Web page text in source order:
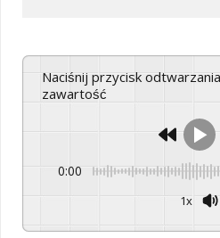
Naciśnij przycisk odtwarzania, aby odsłuchać tę
zawartość
0:00
1x